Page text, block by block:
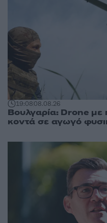
19:0808.08.26
Βουλγαρία: Drone με
κοντά σε αγωγό